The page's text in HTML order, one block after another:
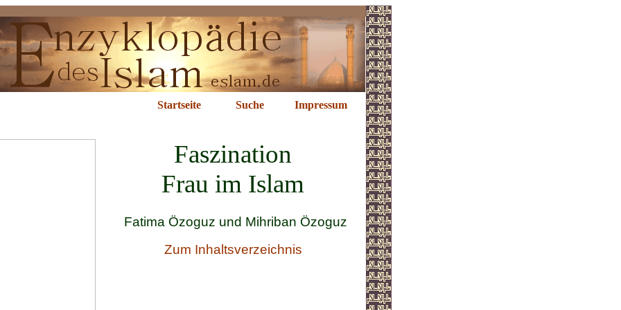
Startseite Suche Impressum
Faszination
Frau im Islam
Fatima Özoguz und Mihriban Özoguz
Zum Inhaltsverzeichnis